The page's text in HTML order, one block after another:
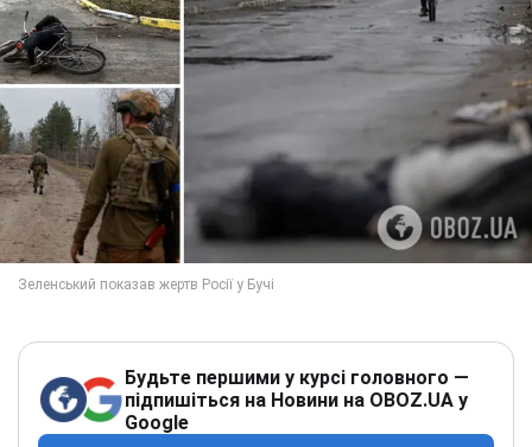
Будьте першими у курсі головного —
підпишіться на Новини на OBOZ.UA у
Google